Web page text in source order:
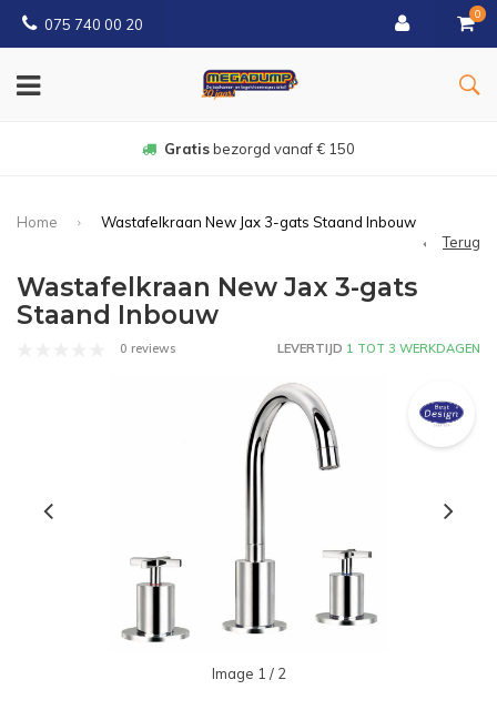
075 740 00 20
0
Gratisbezorgd vanaf € 150
Home
Wastafelkraan New Jax 3-gats Staand Inbouw
Terug
Wastafelkraan New Jax 3-gats
Staand Inbouw
0 reviews LEVERTIJD 1 TOT 3 WERKDAGEN
Image 1 / 2